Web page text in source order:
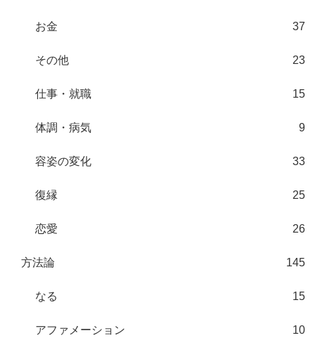
お金 37
その他 23
仕事・就職 15
体調・病気 9
容姿の変化 33
復縁 25
恋愛 26
方法論 145
なる 15
アファメーション 10